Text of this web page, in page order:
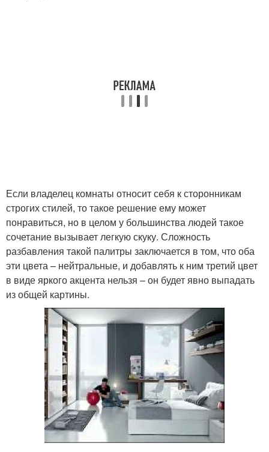
Если владелец комнаты относит себя к сторонникам
строгих стилей, то такое решение ему может
понравиться, но в целом у большинства людей такое
сочетание вызывает легкую скуку. Сложность
разбавления такой палитры заключается в том, что оба
эти цвета – нейтральные, и добавлять к ним третий цвет
в виде яркого акцента нельзя – он будет явно выпадать
из общей картины.